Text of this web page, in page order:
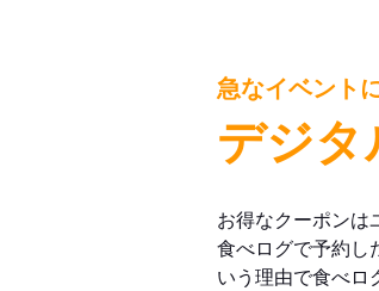
急なイベント
デジタ
お得なクーポンは
食べログで予約し
いう理由で食べロ